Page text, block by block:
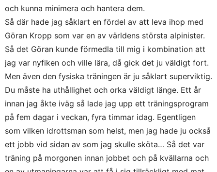
och kunna minimera och hantera dem.
Så där hade jag såklart en fördel av att leva ihop med
Göran Kropp som var en av världens största alpinister.
Så det Göran kunde förmedla till mig i kombination att
jag var nyfiken och ville lära, då gick det ju väldigt fort.
Men även den fysiska träningen är ju såklart superviktig.
Du måste ha uthållighet och orka väldigt länge. Ett år
innan jag åkte iväg så lade jag upp ett träningsprogram
på fem dagar i veckan, fyra timmar idag. Egentligen
som vilken idrottsman som helst, men jag hade ju också
ett jobb vid sidan av som jag skulle sköta… Så det var
träning på morgonen innan jobbet och på kvällarna och